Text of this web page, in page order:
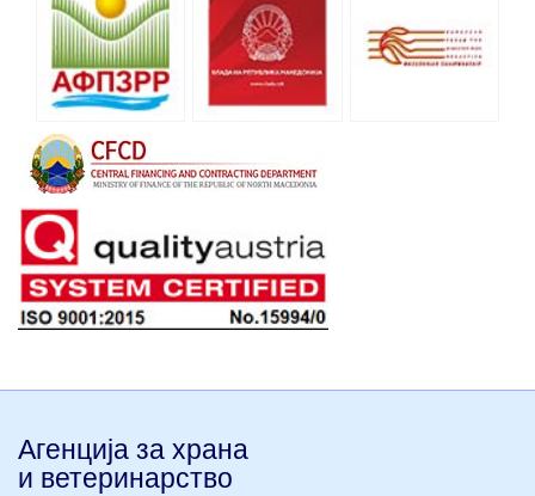
Агенција за храна
и ветеринарство